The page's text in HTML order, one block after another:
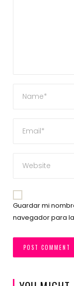
Guardar mi
navegador para